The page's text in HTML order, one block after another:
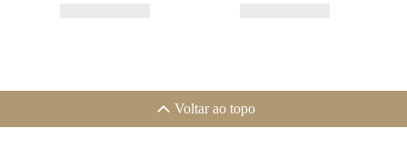
Voltar ao topo